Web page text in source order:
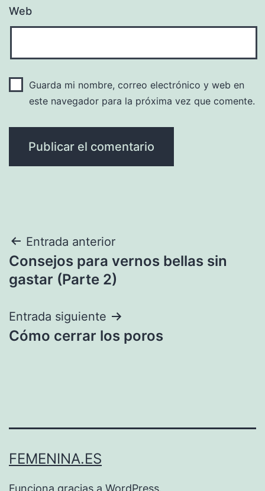
Web
Guarda mi nombre, correo electrónico y web en
este navegador para la próxima vez que comente.
Navegación
de
Entrada anterior
Consejos para vernos bellas sin
gastar (Parte 2)
Entrada siguiente
Cómo cerrar los poros
FEMENINA.ES